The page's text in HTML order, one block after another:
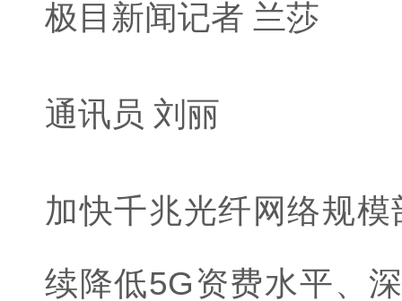
极目新闻记者 兰莎
通讯员 刘丽
加快千兆光纤网络规
续降低5G资费水平、